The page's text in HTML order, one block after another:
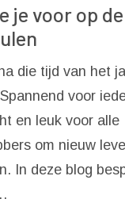
je voor op
die tijd van het
voor
en leuk voor alle
om nieuw
In deze blog